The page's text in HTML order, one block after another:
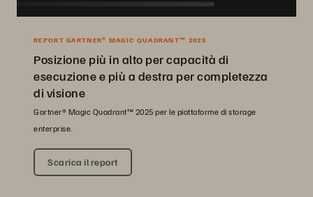
REPORT GARTNER® MAGIC QUADRANT™ 2025
Posizione più in alto per capacità di
esecuzione e più a destra per completezza
di visione
Gartner® Magic Quadrant™ 2025 per le piattaforme di storage
enterprise.
Scarica il report